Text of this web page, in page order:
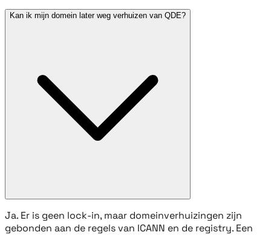
Kan ik mijn domein later weg verhuizen van QDE?
Ja. Er is geen lock-in, maar domeinverhuizingen zijn
gebonden aan de regels van ICANN en de registry. Een